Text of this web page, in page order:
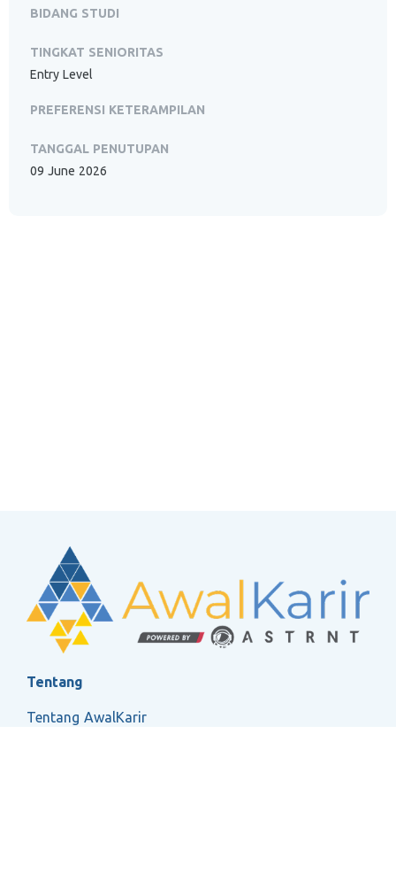
BIDANG STUDI
TINGKAT SENIORITAS
Entry Level
PREFERENSI KETERAMPILAN
TANGGAL PENUTUPAN
09 June 2026
Tentang
Tentang AwalKarir